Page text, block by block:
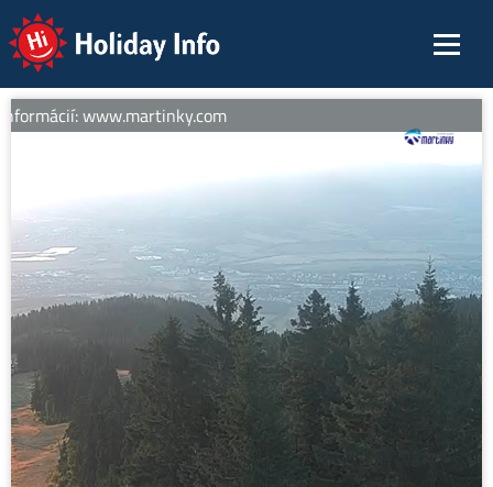
Holiday Info
www.martinky.com